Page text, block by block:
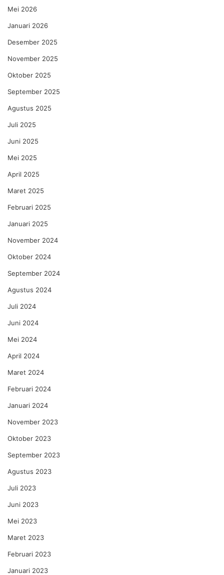
Mei 2026
Januari 2026
Desember 2025
November 2025
Oktober 2025
September 2025
Agustus 2025
Juli 2025
Juni 2025
Mei 2025
April 2025
Maret 2025
Februari 2025
Januari 2025
November 2024
Oktober 2024
September 2024
Agustus 2024
Juli 2024
Juni 2024
Mei 2024
April 2024
Maret 2024
Februari 2024
Januari 2024
November 2023
Oktober 2023
September 2023
Agustus 2023
Juli 2023
Juni 2023
Mei 2023
Maret 2023
Februari 2023
Januari 2023